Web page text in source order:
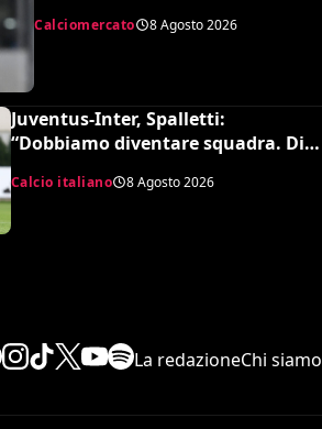
Calciomercato 8 Agosto 2026
Juventus-Inter, Spalletti:
“Dobbiamo diventare squadra. Di
Gregorio? Cose che possono
capitare”
Calcio italiano 8 Agosto 2026
La redazioneChi siamo